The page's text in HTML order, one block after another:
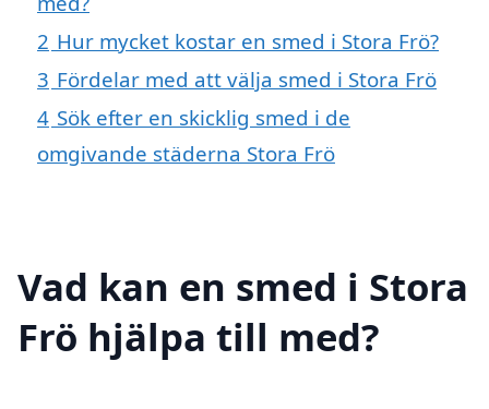
2 Hur mycket kostar en smed i Stora Frö?
3 Fördelar med att välja smed i Stora Frö
4 Sök efter en skicklig smed i de
omgivande städerna Stora Frö
Vad kan en smed i Stora
Frö hjälpa till med?